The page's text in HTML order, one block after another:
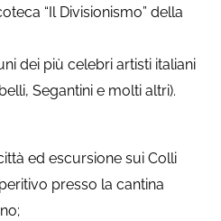
“Il Divisionismo” della
dei più celebri artisti italiani
Segantini e molti altri).
ed escursione sui Colli
presso la cantina